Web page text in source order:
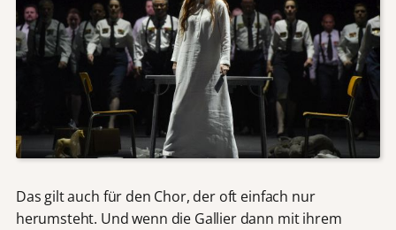
Das gilt auch für den Chor, der oft einfach nur
herumsteht. Und wenn die Gallier dann mit ihrem